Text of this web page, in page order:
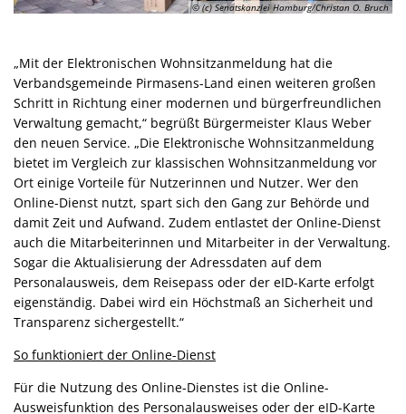
© (c) Senatskanzlei Hamburg/Christan O. Bruch
„Mit der Elektronischen Wohnsitzanmeldung hat die
Verbandsgemeinde Pirmasens-Land einen weiteren großen
Schritt in Richtung einer modernen und bürgerfreundlichen
Verwaltung gemacht,“ begrüßt Bürgermeister Klaus Weber
den neuen Service. „Die Elektronische Wohnsitzanmeldung
bietet im Vergleich zur klassischen Wohnsitzanmeldung vor
Ort einige Vorteile für Nutzerinnen und Nutzer. Wer den
Online-Dienst nutzt, spart sich den Gang zur Behörde und
damit Zeit und Aufwand. Zudem entlastet der Online-Dienst
auch die Mitarbeiterinnen und Mitarbeiter in der Verwaltung.
Sogar die Aktualisierung der Adressdaten auf dem
Personalausweis, dem Reisepass oder der eID-Karte erfolgt
eigenständig. Dabei wird ein Höchstmaß an Sicherheit und
Transparenz sichergestellt.“
So funktioniert der Online-Dienst
Für die Nutzung des Online-Dienstes ist die Online-
Ausweisfunktion des Personalausweises oder der eID-Karte